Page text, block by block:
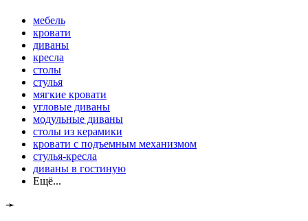
мебель
кровати
диваны
кресла
столы
стулья
мягкие кровати
угловые диваны
модульные диваны
столы из керамики
кровати с подъемным механизмом
стулья-кресла
диваны в гостиную
Ещё...
➛